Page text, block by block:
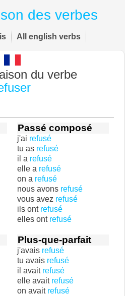
des verbes
All english verbs
du verbe
Passé composé
j'ai refusé
tu as refusé
il a refusé
elle a refusé
on a refusé
nous avons refusé
vous avez refusé
ils ont refusé
elles ont refusé
Plus-que-parfait
j'avais refusé
tu avais refusé
il avait refusé
elle avait refusé
on avait refusé